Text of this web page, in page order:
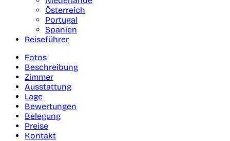
Österreich
Portugal
Spanien
Reiseführer
Fotos
Beschreibung
Zimmer
Ausstattung
Lage
Bewertungen
Belegung
Preise
Kontakt